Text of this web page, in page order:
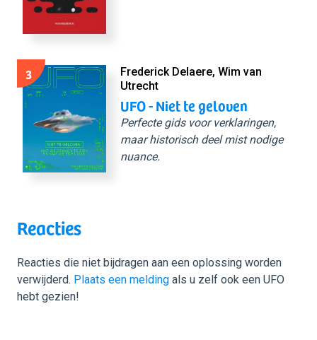
3
Frederick Delaere, Wim van
Utrecht
UFO - Niet te geloven
Perfecte gids voor verklaringen,
maar historisch deel mist nodige
nuance.
Reacties
Reacties die niet bijdragen aan een oplossing worden
verwijderd. Plaats een melding als u zelf ook een UFO
hebt gezien!